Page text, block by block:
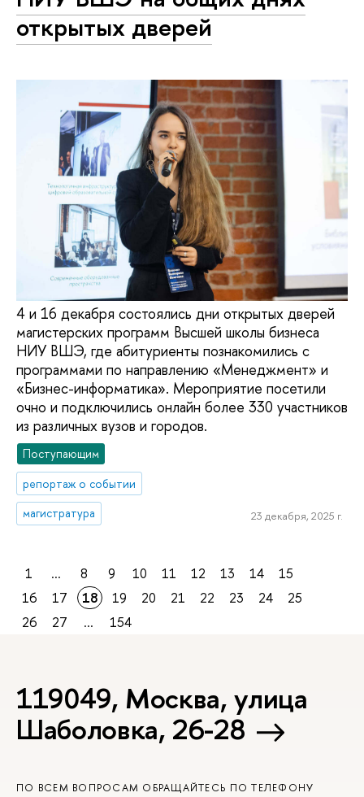
открытых дверей
4 и 16 декабря состоялись дни открытых дверей
магистерских программ Высшей школы бизнеса
НИУ ВШЭ, где абитуриенты познакомились с
программами по направлению «Менеджмент» и
«Бизнес-информатика». Мероприятие посетили
очно и подключились онлайн более 330 участников
из различных вузов и городов.
Поступающим
репортаж о событии
магистратура
23 декабря, 2025 г.
1 ... 8 9 10 11 12 13 14
15
16
17 18 19 20 21 22 23 24
25
26
27 ... 154
119049, Москва, улица
Шаболовка, 26-28
ПО ВСЕМ ВОПРОСАМ ОБРАЩАЙТЕСЬ ПО ТЕЛЕФОНУ